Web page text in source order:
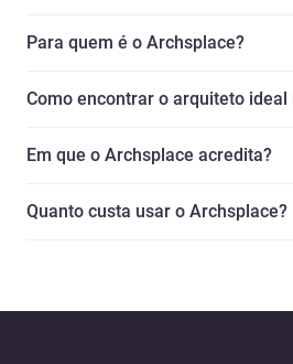
Para quem é o Archsplace?
Como encontrar o arquiteto ideal
Em que o Archsplace acredita?
Quanto custa usar o Archsplace?